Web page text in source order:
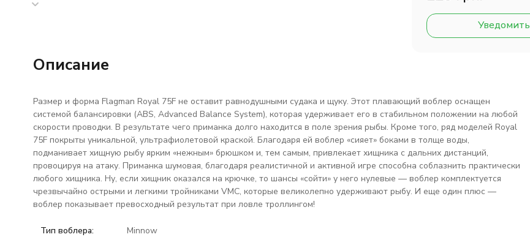
Уведомить
Описание
Размер и форма Flagman Royal 75F не оставит равнодушными судака и щуку. Этот плавающий воблер оснащен
системой балансировки (ABS, Advanced Balance System), которая удерживает его в стабильном положении на любой
скорости проводки. В результате чего приманка долго находится в поле зрения рыбы. Кроме того, ряд моделей Royal
75F покрыты уникальной, ультрафиолетовой краской. Благодаря ей воблер «сияет» боками в толще воды,
подманивает хищную рыбу ярким «нежным» брюшком и, тем самым, привлекает хищника с дальних дистанций,
провоцируя на атаку. Приманка шумовая, благодаря реалистичной и активной игре способна соблазнить практически
любого хищника. Ну, если хищник оказался на крючке, то шансы «сойти» у него нулевые — воблер комплектуется
чрезвычайно острыми и легкими тройниками VMC, которые великолепно удерживают рыбу. И еще один плюс —
воблер показывает превосходный результат при ловле троллингом!
Тип воблера: Minnow